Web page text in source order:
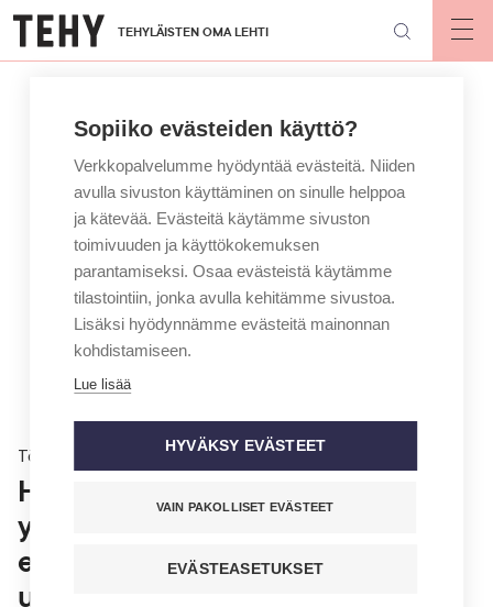
Hyppää
pääsisältöön
TEHYLÄISTEN OMA LEHTI
Töissä
Hoitovirhe voi tulla
yksinkertaisesta syystä –
elintoimintojen seuraaminen
unohtui
Sopiiko evästeiden käyttö?
Verkkopalvelumme hyödyntää evästeitä. Niiden
avulla sivuston käyttäminen on sinulle helppoa
ja kätevää. Evästeitä käytämme sivuston
toimivuuden ja käyttökokemuksen
parantamiseksi. Osaa evästeistä käytämme
tilastointiin, jonka avulla kehitämme sivustoa.
Lisäksi hyödynnämme evästeitä mainonnan
kohdistamiseen.
Lue lisää
HYVÄKSY EVÄSTEET
VAIN PAKOLLISET EVÄSTEET
EVÄSTEASETUKSET